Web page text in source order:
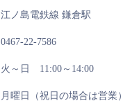
江ノ島電鉄線 鎌倉駅
0467-22-7586
火～日 11:00～14:00
月曜日（祝日の場合は営業）